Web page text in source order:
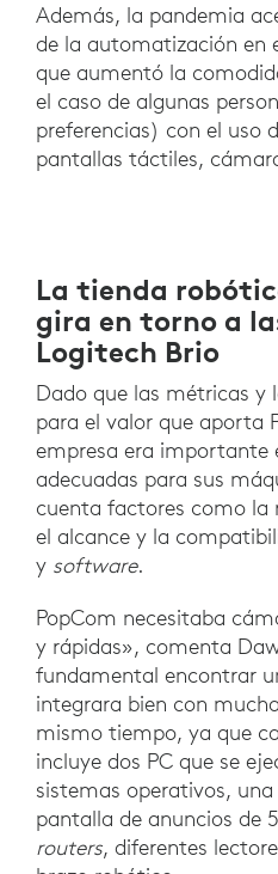
Además, la pandemia
de la automatización en
que aumentó la
el caso de algunas
preferencias) con el uso
pantallas táctiles,
La tienda
gira en torno a
Logitech Brio
Dado que las métricas y
para el valor que aporta
empresa era importante
adecuadas para sus
cuenta factores como la
el alcance y la
y software.
PopCom necesitaba
y rápidas», comenta
fundamental encontrar
integrara bien con
mismo tiempo, ya que
incluye dos PC que se
sistemas operativos,
pantalla de anuncios de
routers, diferentes